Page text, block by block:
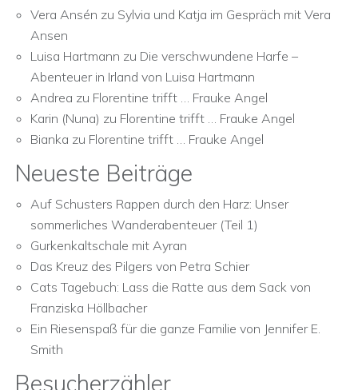
Vera Ansén zu Sylvia und Katja im Gespräch mit Vera
Ansen
Luisa Hartmann zu Die verschwundene Harfe –
Abenteuer in Irland von Luisa Hartmann
Andrea zu Florentine trifft … Frauke Angel
Karin (Nuna) zu Florentine trifft … Frauke Angel
Bianka zu Florentine trifft … Frauke Angel
Neueste Beiträge
Auf Schusters Rappen durch den Harz: Unser
sommerliches Wanderabenteuer (Teil 1)
Gurkenkaltschale mit Ayran
Das Kreuz des Pilgers von Petra Schier
Cats Tagebuch: Lass die Ratte aus dem Sack von
Franziska Höllbacher
Ein Riesenspaß für die ganze Familie von Jennifer E.
Smith
Besucherzähler